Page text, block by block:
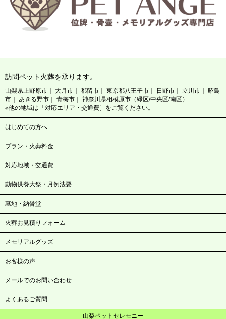
訪問ペット火葬を承ります。
山梨県上野原市 大月市 都留市 東京都八王子市 日野市 立川市
昭島
市
あきる野市 青梅市
神奈川県相模原市（緑区/中央区/南区）
※他の地域は「対応エリア・交通費］をご覧ください。
はじめての方へ
プラン・火葬料金
対応地域・交通費
動物供養大祭・月例法要
墓地・納骨堂
火葬お見積りフォーム
メモリアルグッズ
お客様の声
メールでのお問い合わせ
よくあるご質問
山梨ペットセレモニー